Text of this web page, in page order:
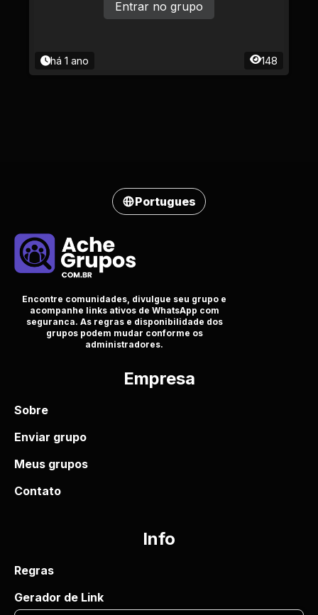
há 1 ano 148
Entrar no grupo
Portugues
Encontre comunidades, divulgue seu grupo e
acompanhe links ativos de WhatsApp com
seguranca. As regras e disponibilidade dos
grupos podem mudar conforme os
administradores.
Empresa
Sobre
Enviar grupo
Meus grupos
Contato
Info
Regras
Gerador de Link